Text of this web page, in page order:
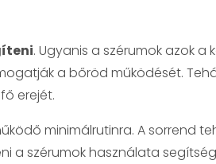
. Ugyanis a szérumok azok a
a bőröd működését.
erejét.
minimálrutinra. A sorrend
a szérumok használata